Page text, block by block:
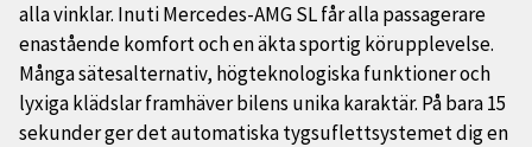
alla vinklar. Inuti Mercedes-AMG SL får alla passagerare
enastående komfort och en äkta sportig körupplevelse.
Många sätesalternativ, högteknologiska funktioner och
lyxiga klädslar framhäver bilens unika karaktär. På bara 15
sekunder ger det automatiska tygsuflettsystemet dig en